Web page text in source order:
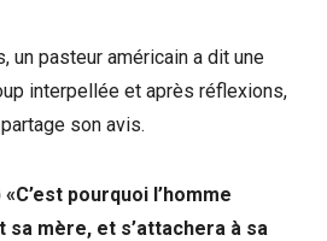
un pasteur américain a dit une
interpellée et après réflexions,
son avis.
pourquoi l’homme
mère, et s’attachera à sa